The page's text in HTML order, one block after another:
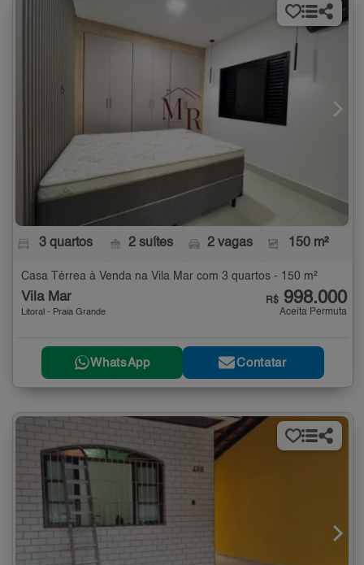
3 quartos 2 suítes 2 vagas 150 m²
Casa Térrea à Venda na Vila Mar com 3 quartos - 150 m²
Vila Mar
Litoral - Praia Grande
R$ 998.000
Aceita Permuta
WhatsApp Contatar